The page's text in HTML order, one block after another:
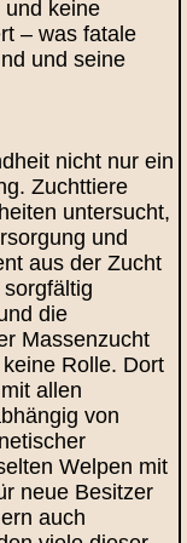
und keine
– was fatale
und seine
nicht nur ein
Zuchttiere
untersucht,
und
aus der Zucht
die
Massenzucht
Rolle. Dort
allen
von
Welpen mit
neue Besitzer
auch